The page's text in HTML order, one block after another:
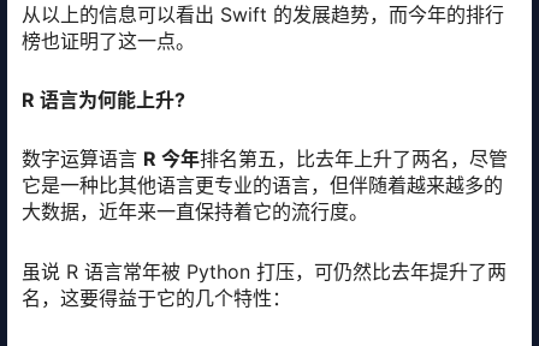
从以上的信息可以看出 Swift 的发展趋势，而今年的排行
榜也证明了这一点。
R 语言为何能上升?
数字运算语言 R 今年排名第五，比去年上升了两名，尽管
它是一种比其他语言更专业的语言，但伴随着越来越多的
大数据，近年来一直保持着它的流行度。
虽说 R 语言常年被 Python 打压，可仍然比去年提升了两
名，这要得益于它的几个特性：